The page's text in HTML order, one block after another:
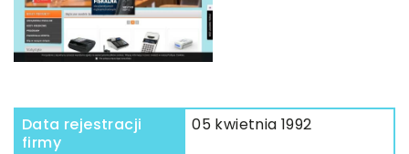
Data rejestracji
firmy
05 kwietnia 1992